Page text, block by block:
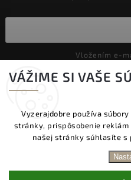
VÁŽIME SI VAŠE
Vyzerajdobre používa
stránky, prispôsobenie
našej stránky súhlasíte s
DOPRAVA ZADARMO NAD 60
PRACOVNÝCH DŇOCH DO 24
VÝMENA TOVARU | ZĽAVA 10
Copyright 2026Vyzeraj
Upraviť
Shoptet|